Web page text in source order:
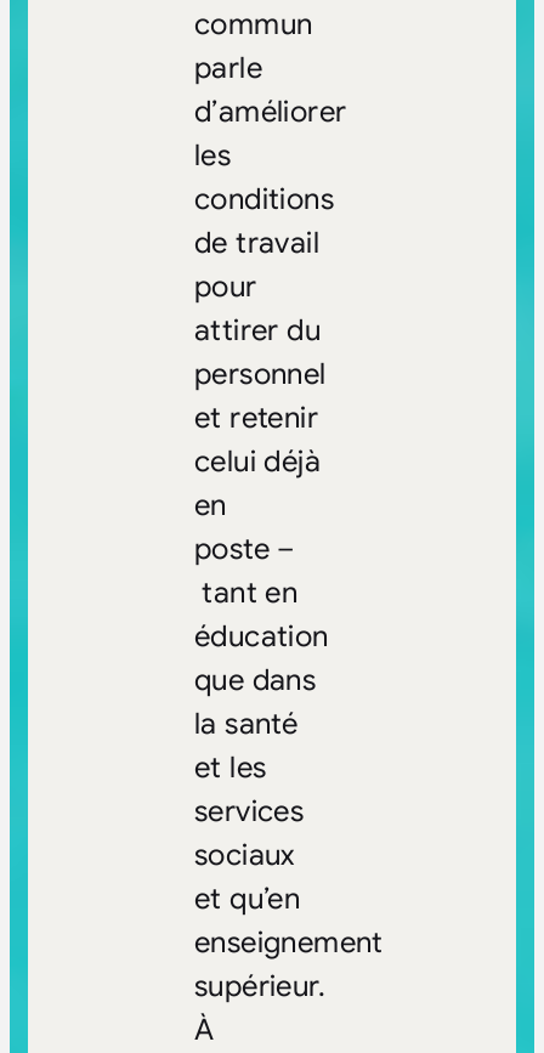
commun
parle
d’améliorer
les
conditions
de travail
pour
attirer du
personnel
et retenir
celui déjà
en
poste –
tant en
éducation
que dans
la santé
et les
services
sociaux
et qu’en
enseignement
supérieur.
À